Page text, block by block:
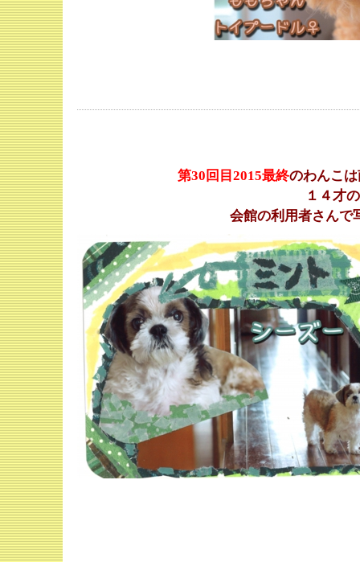
第30 回目2015最終のわんこ
１４才
会館の利用者さんで